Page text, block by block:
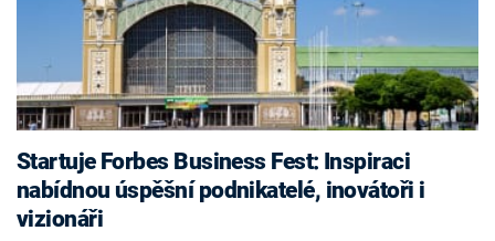
Startuje Forbes Business Fest: Inspiraci
nabídnou úspěšní podnikatelé, inovátoři i
vizionáři